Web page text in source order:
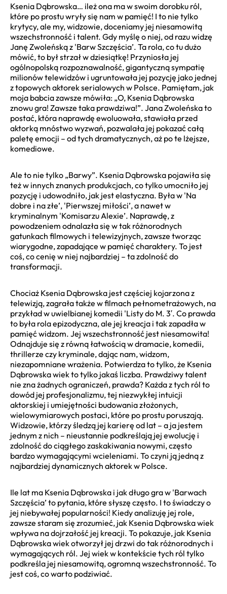
Ksenia Dąbrowska… ileż ona ma w swoim dorobku ról,
które po prostu wryły się nam w pamięć! I to nie tylko
krytycy, ale my, widzowie, doceniamy jej niesamowitą
wszechstronność i talent. Gdy myślę o niej, od razu widzę
Janę Zwoleńską z 'Barw Szczęścia’. Ta rola, co tu dużo
mówić, to był strzał w dziesiątkę! Przyniosła jej
ogólnopolską rozpoznawalność, gigantyczną sympatię
milionów telewidzów i ugruntowała jej pozycję jako jednej
z topowych aktorek serialowych w Polsce. Pamiętam, jak
moja babcia zawsze mówiła: „O, Ksenia Dąbrowska
znowu gra! Zawsze taka prawdziwa!”. Jana Zwoleńska to
postać, która naprawdę ewoluowała, stawiała przed
aktorką mnóstwo wyzwań, pozwalała jej pokazać całą
paletę emocji – od tych dramatycznych, aż po te lżejsze,
komediowe.
Ale to nie tylko „Barwy”. Ksenia Dąbrowska pojawiła się
też w innych znanych produkcjach, co tylko umocniło jej
pozycję i udowodniło, jak jest elastyczna. Była w 'Na
dobre i na złe’, 'Pierwszej miłości’, a nawet w
kryminalnym 'Komisarzu Alexie’. Naprawdę, z
powodzeniem odnalazła się w tak różnorodnych
gatunkach filmowych i telewizyjnych, zawsze tworząc
wiarygodne, zapadające w pamięć charaktery. To jest
coś, co cenię w niej najbardziej – ta zdolność do
transformacji.
Chociaż Ksenia Dąbrowska jest częściej kojarzona z
telewizją, zagrała także w filmach pełnometrażowych, na
przykład w uwielbianej komedii 'Listy do M. 3′. Co prawda
to była rola epizodyczna, ale jej kreacja i tak zapadła w
pamięć widzom. Jej wszechstronność jest niesamowita!
Odnajduje się z równą łatwością w dramacie, komedii,
thrillerze czy kryminale, dając nam, widzom,
niezapomniane wrażenia. Potwierdza to tylko, że Ksenia
Dąbrowska wiek to tylko jakaś liczba. Prawdziwy talent
nie zna żadnych ograniczeń, prawda? Każda z tych ról to
dowód jej profesjonalizmu, tej niezwykłej intuicji
aktorskiej i umiejętności budowania złożonych,
wielowymiarowych postaci, które po prostu poruszają.
Widzowie, którzy śledzą jej karierę od lat – a ja jestem
jednym z nich – nieustannie podkreślają jej ewolucję i
zdolność do ciągłego zaskakiwania nowymi, często
bardzo wymagającymi wcieleniami. To czyni ją jedną z
najbardziej dynamicznych aktorek w Polsce.
Ile lat ma Ksenia Dąbrowska i jak długo gra w 'Barwach
Szczęścia’ to pytania, które słyszę często. I to świadczy o
jej niebywałej popularności! Kiedy analizuję jej role,
zawsze staram się zrozumieć, jak Ksenia Dąbrowska wiek
wpływa na dojrzałość jej kreacji. To pokazuje, jak Ksenia
Dąbrowska wiek otworzył jej drzwi do tak różnorodnych i
wymagających ról. Jej wiek w kontekście tych ról tylko
podkreśla jej niesamowitą, ogromną wszechstronność. To
jest coś, co warto podziwiać.